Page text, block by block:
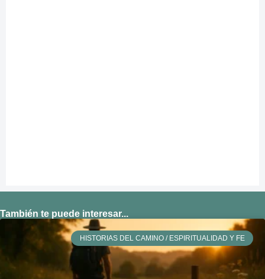
También te puede interesar...
HISTORIAS DEL CAMINO / ESPIRITUALIDAD Y FE